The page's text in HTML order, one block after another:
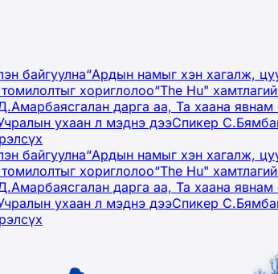
байгуулна“Ардын намыг хэн хагалж,
хориглолоо“The Hu"
дарга аа, Та хаана явнам
ухаан л мэднэ дээСпикер
байгуулна“Ардын намыг хэн хагалж,
хориглолоо“The Hu"
дарга аа, Та хаана явнам
ухаан л мэднэ дээСпикер